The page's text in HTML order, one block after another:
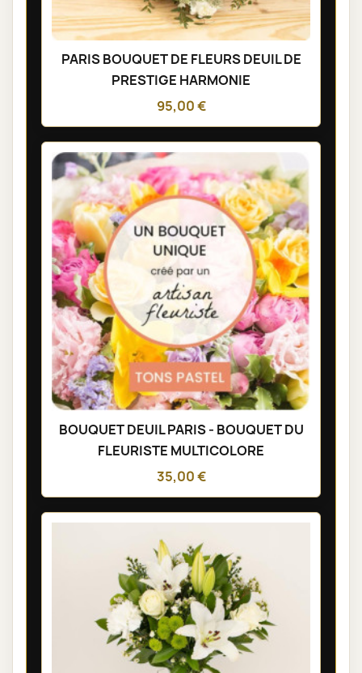
PARIS BOUQUET DE FLEURS DEUIL DE
PRESTIGE HARMONIE
95,00 €
BOUQUET DEUIL PARIS - BOUQUET DU
FLEURISTE MULTICOLORE
35,00 €